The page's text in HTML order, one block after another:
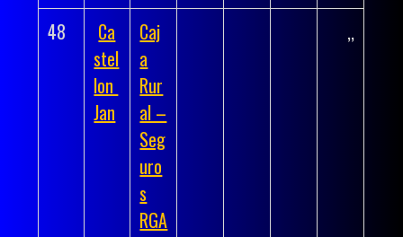
48
Ca
stel
lon
Jan
Caj
a
Rur
al –
Seg
uro
s
RGA
,,